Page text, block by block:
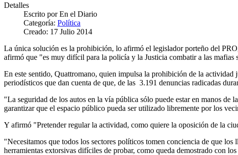
Detalles
Escrito porEn el Diario
Categoría: Política
Creado: 17 Julio 2014
La única solución es la prohibición, lo afirmó el legislador porteño del
afirmó que "es muy difícil para la policía y la Justicia combatir a las mafias
En este sentido, Quattromano, quien impulsa la prohibición de la
periodísticos que dan cuenta de que, de las 3.191 denuncias radicadas
"La seguridad de los autos en la vía pública sólo puede estar en manos de
garantizar que el espacio público pueda ser utilizado libremente por los
Y afirmó "Pretender regular la actividad, como quiere la oposición de la
"Necesitamos que todos los sectores políticos tomen conciencia de que
herramientas extorsivas difíciles de probar, como queda demostrado con